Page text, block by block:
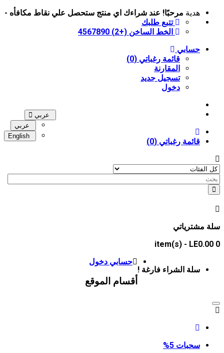
هديةمرحبًا!عند شراءك اي منتج ستحصل علي نقاط مكافأه -
تتبع طلبك
الخط الساخن (+2) 4567890
حسابي
قائمة رغباتي (0)
المقارنة
تسجيل جديد
دخول
عربي
عربي
English
قائمة رغباتي (0)
مشترياتي
-
سلة الشراء فارغة !
حسابيدخول
أقسام الموقع
سحبات 5%